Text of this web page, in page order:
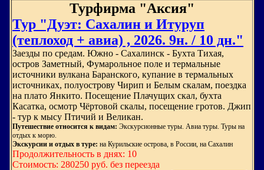
Турфирма "Аксия"
Тур "Дуэт: Сахалин и Итуруп
(теплоход + авиа) , 2026. 9н. / 10 дн."
Заезды по средам. Южно - Сахалинск - Бухта Тихая,
остров Заметный, Фумарольное поле и термальные
источники вулкана Баранского, купание в термальных
источниках, полуострову Чирип и Белым скалам, поездка
на плато Янкито. Посещение Плачущих скал, бухта
Касатка, осмотр Чёртовой скалы, посещение гротов. Джип
- тур к мысу Птичий и Великан.
Путешествие относится к видам: Экскурсионные туры. Авиа туры. Туры на
отдых к морю.
Экскурсии и отдых в туре: на Курильские острова, в России, на Сахалин
Продолжительность в днях: 10
Стоимость: 280250 руб. без переезда